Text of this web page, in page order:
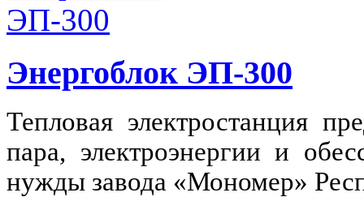
Энергоблок ЭП-300
Тепловая электростанция
пара, электроэнергии и
нужды завода «Мономер»